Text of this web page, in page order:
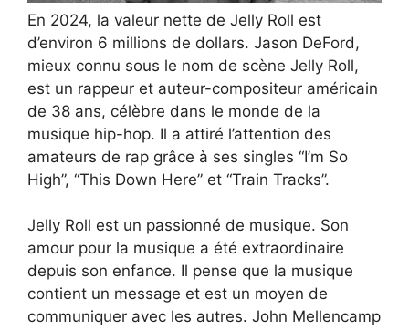
En 2024, la valeur nette de Jelly Roll est
d’environ 6 millions de dollars. Jason DeFord,
mieux connu sous le nom de scène Jelly Roll,
est un rappeur et auteur-compositeur américain
de 38 ans, célèbre dans le monde de la
musique hip-hop. Il a attiré l’attention des
amateurs de rap grâce à ses singles “I’m So
High”, “This Down Here” et “Train Tracks”.
Jelly Roll est un passionné de musique. Son
amour pour la musique a été extraordinaire
depuis son enfance. Il pense que la musique
contient un message et est un moyen de
communiquer avec les autres. John Mellencamp